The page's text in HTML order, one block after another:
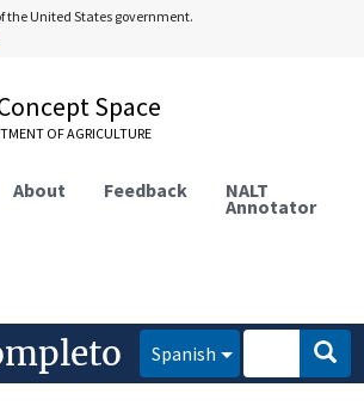
the United States government.
Space
OF AGRICULTURE
About Feedback NALT
Annotator
Spanish